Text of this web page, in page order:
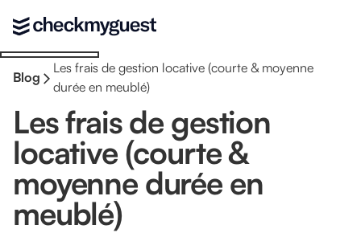
Blog
Les frais de gestion locative (courte & moyenne
durée en meublé)
Les frais de gestion
locative (courte &
moyenne durée en
meublé)